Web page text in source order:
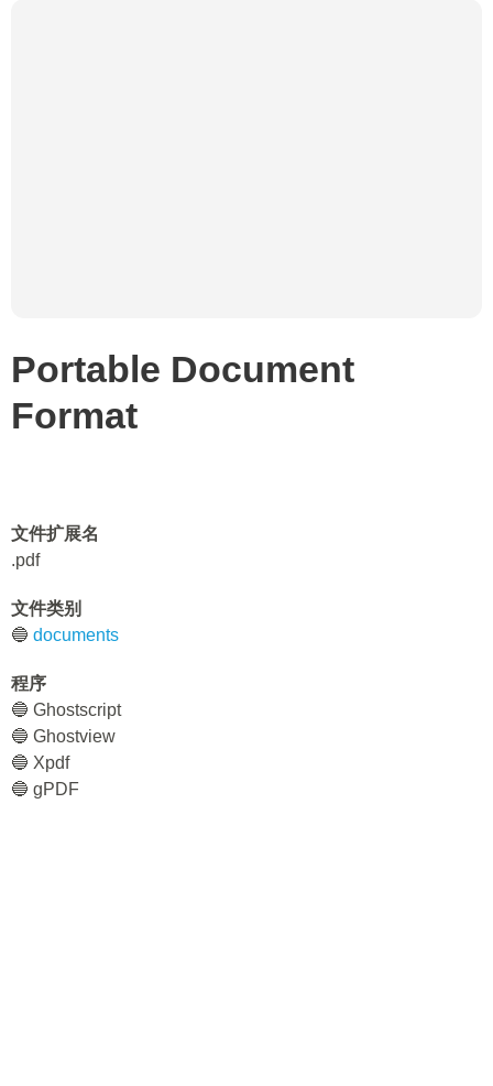
Portable Document
Format
文件扩展名
.pdf
文件类别
🔵 documents
程序
🔵 Ghostscript
🔵 Ghostview
🔵 Xpdf
🔵 gPDF